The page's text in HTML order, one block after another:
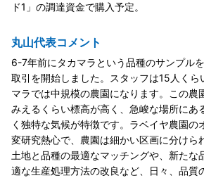
ド1」の調達資金で購入予定。
丸山代表コメント
6-7年前にタカマラという品種のサンプル
取引を開始しました。スタッフは15人くら
マラでは中規模の農園になります。この農
みえるくらい標高が高く、急峻な場所にあ
く独特な気候が特徴です。ラベイヤ農園の
変研究熱心で、農園は細かい区画に分けら
土地と品種の最適なマッチングや、新たな
適な生産処理方法の改良など、日々、品質